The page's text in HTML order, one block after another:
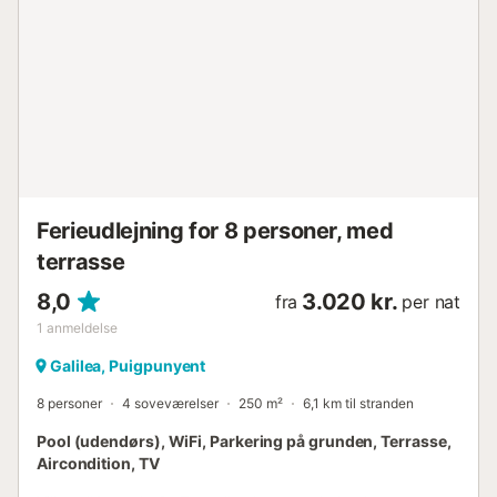
Ferieudlejning for 8 personer, med
terrasse
8,0
1 anmeldelse
fra 3.020 kr. per nat
Galilea, Puigpunyent
8 personer 4 soveværelser 250 m² 6,1 km til stranden
Pool (udendørs), WiFi, Parkering på grunden, Terrasse,
Aircondition, TV